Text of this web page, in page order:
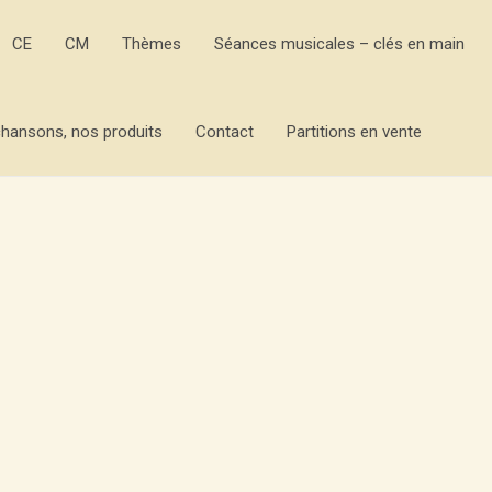
CE CM Thèmes Séances musicales – clés en main
nos produits Contact Partitions en vente